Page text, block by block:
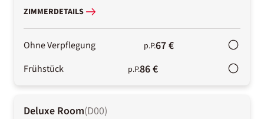
ZIMMERDETAILS
Ohne Verpflegung p.P.67 €
Frühstück p.P.86 €
Deluxe Room(D00)